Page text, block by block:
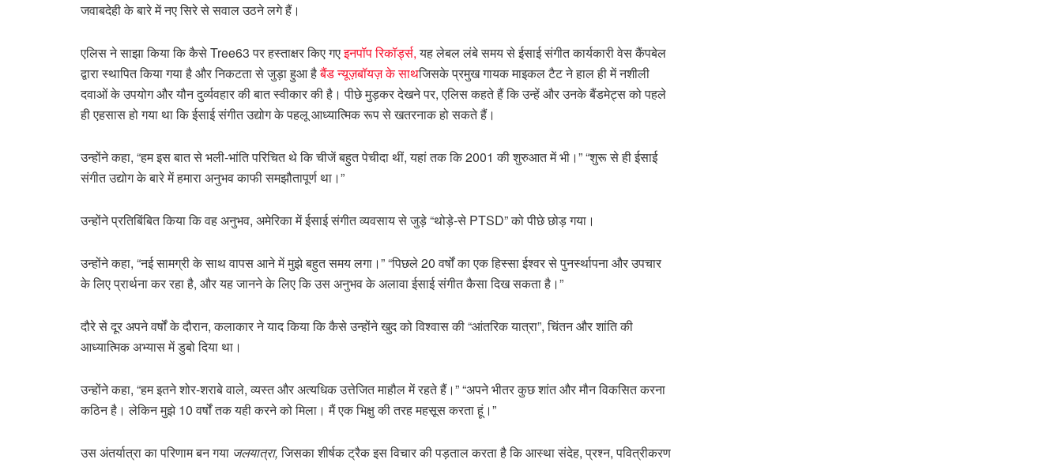
जवाबदेही के बारे में नए सिरे से सवाल उठने लगे हैं।
एलिस ने साझा किया कि कैसे Tree63 पर हस्ताक्षर किए गएइनपॉप रिकॉर्ड्स,यह लेबल लंबे समय से ईसाई संगीत कार्यकारी वेस कैंपबेल
द्वारा स्थापित किया गया है और निकटता से जुड़ा हुआ हैबैंड न्यूज़बॉयज़ के साथजिसके प्रमुख गायक माइकल टैट ने हाल ही में नशीली
दवाओं के उपयोग और यौन दुर्व्यवहार की बात स्वीकार की है। पीछे मुड़कर देखने पर, एलिस कहते हैं कि उन्हें और उनके बैंडमेट्स को पहले
ही एहसास हो गया था कि ईसाई संगीत उद्योग के पहलू आध्यात्मिक रूप से खतरनाक हो सकते हैं।
उन्होंने कहा, “हम इस बात से भली-भांति परिचित थे कि चीजें बहुत पेचीदा थीं, यहां तक ​​कि 2001 की शुरुआत में भी।” “शुरू से ही ईसाई
संगीत उद्योग के बारे में हमारा अनुभव काफी समझौतापूर्ण था।”
उन्होंने प्रतिबिंबित किया कि वह अनुभव, अमेरिका में ईसाई संगीत व्यवसाय से जुड़े “थोड़े-से PTSD” को पीछे छोड़ गया।
उन्होंने कहा, “नई सामग्री के साथ वापस आने में मुझे बहुत समय लगा।” “पिछले 20 वर्षों का एक हिस्सा ईश्वर से पुनर्स्थापना और उपचार
के लिए प्रार्थना कर रहा है, और यह जानने के लिए कि उस अनुभव के अलावा ईसाई संगीत कैसा दिख सकता है।”
दौरे से दूर अपने वर्षों के दौरान, कलाकार ने याद किया कि कैसे उन्होंने खुद को विश्वास की “आंतरिक यात्रा”, चिंतन और शांति की
आध्यात्मिक अभ्यास में डुबो दिया था।
उन्होंने कहा, “हम इतने शोर-शराबे वाले, व्यस्त और अत्यधिक उत्तेजित माहौल में रहते हैं।” “अपने भीतर कुछ शांत और मौन विकसित करना
कठिन है। लेकिन मुझे 10 वर्षों तक यही करने को मिला। मैं एक भिक्षु की तरह महसूस करता हूं।”
उस अंतर्यात्रा का परिणाम बन गया जलयात्रा,जिसका शीर्षक ट्रैक इस विचार की पड़ताल करता है कि आस्था संदेह, प्रश्न, पवित्रीकरण